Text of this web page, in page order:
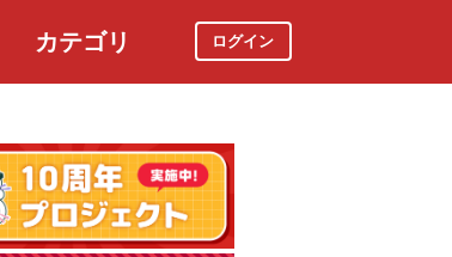
カテゴリ ログイン